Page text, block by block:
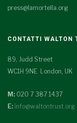
press@lamortella.org
CONTATTI WALTON
89, Judd Street
WC1H 9NE London, UK
M: 020 7 387 1437
E: info@waltontrust.org